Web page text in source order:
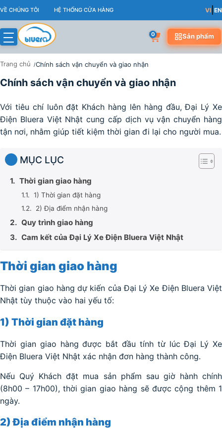
Skip
to
content
VỀ CHÚNG TÔI HỆ THỐNG CỬA HÀNG VI EN
0 Sản phẩm
Chính sách vận chuyển và giao nhận
Trang chủ Chính sách vận chuyển và giao nhận
CHÍNH SÁCH VẬN CHUYỂN VÀ
Với tiêu chí luôn đặt Khách hàng lên hàng đầu, Đại Lý Xe
Điện Bluera Việt Nhật cung cấp dịch vụ vận chuyển hàng
tận nơi, nhằm giúp tiết kiệm thời gian đi lại cho người mua.
MỤC LỤC
Thời gian giao hàng
1) Thời gian đặt hàng
2) Địa điểm nhận hàng
Quy trình giao hàng
Cam kết của Đại Lý Xe Điện Bluera Việt Nhật
Thời gian giao hàng
Thời gian giao hàng dự kiến của Đại Lý Xe Điện Bluera Việt
Nhật tùy thuộc vào hai yếu tố:
1) Thời gian đặt hàng
Thời gian giao hàng được bắt đầu tính từ lúc Đại Lý Xe
Điện Bluera Việt Nhật xác nhận đơn hàng thành công.
Nếu Quý Khách đặt mua sản phẩm sau giờ hành chính
(8h00 – 17h00), thời gian giao hàng sẽ được cộng thêm 1
ngày.
2) Địa điểm nhận hàng